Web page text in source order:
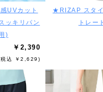
UVカット
ッキリパン
)
￥2,390
込 ￥2,629)
★RIZAP スタ
トレー